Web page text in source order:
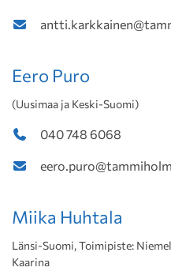
Eero Puro
(Uusimaa ja Keski-Suomi)
040 748 6068
Miika Huhtala
Länsi-Suomi, Toimipiste:
Kaarina